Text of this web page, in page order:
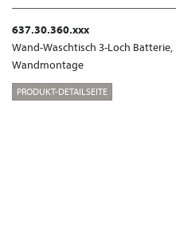
637.30.360.xxx
Wand-Waschtisch 3-Loch
Wandmontage
PRODUKT-DETAILSEITE